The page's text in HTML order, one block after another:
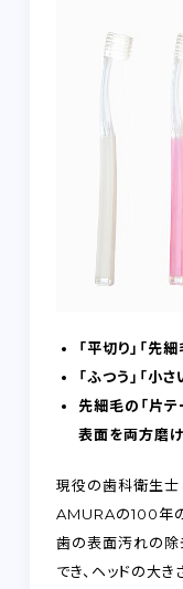
「平切り」「先
「ふつう」「小
先細毛の「片テ
表面を両方磨
現役の歯科衛生士
AMURAの100年の
歯の表面汚れの除
でき、ヘッドの大